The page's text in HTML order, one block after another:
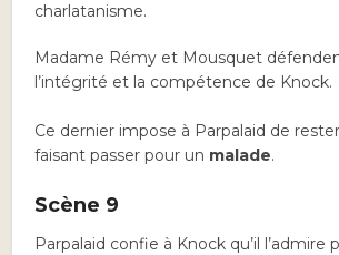
charlatanisme.
Madame Rémy et Mousquet
l’intégrité et la compétence de Knock.
Ce dernier impose à Parpalaid de
faisant passer pour un malade.
Scène 9
Parpalaid confie à Knock qu’il l’admire